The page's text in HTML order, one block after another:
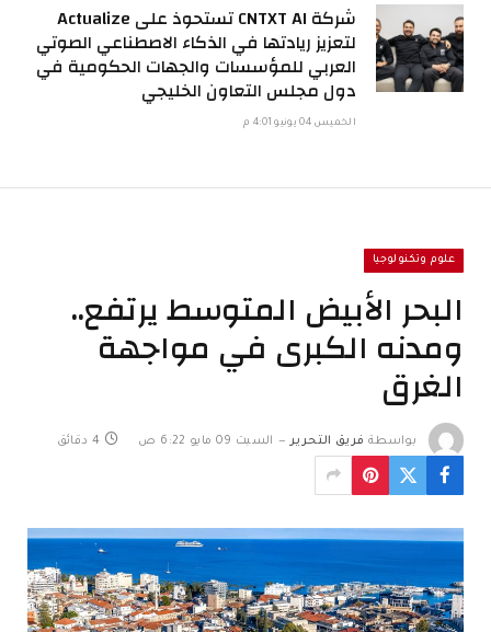
شركة CNTXT AI تستحوذ على Actualize
لتعزيز ريادتها في الذكاء الاصطناعي الصوتي
العربي للمؤسسات والجهات الحكومية في
دول مجلس التعاون الخليجي
الخميس 04 يونيو 4:01 م
علوم وتكنولوجيا
البحر الأبيض المتوسط يرتفع..
ومدنه الكبرى في مواجهة
الغرق
بواسطة فريق التحرير السبت 09 مايو 6:22 ص 4 دقائق